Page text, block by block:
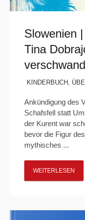
Slowenien
Tina
KINDERBUCH ,
Ankündigung des
Schafsfell statt
der Kurent war
bevor die Figur
mythisches ...
WEITERLESEN